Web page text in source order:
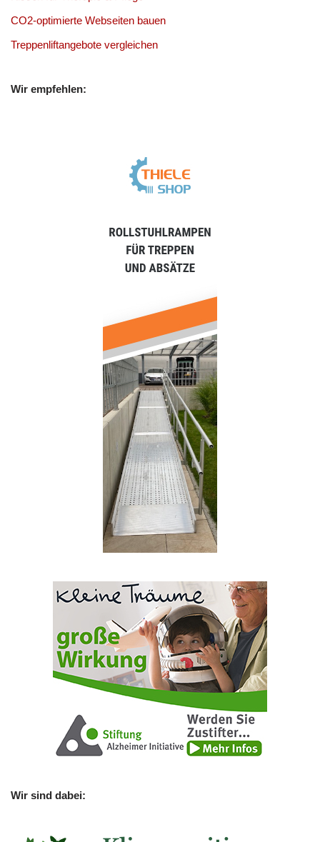
CO2-optimierte Webseiten bauen
Treppenliftangebote vergleichen
Wir empfehlen:
Wir sind dabei: